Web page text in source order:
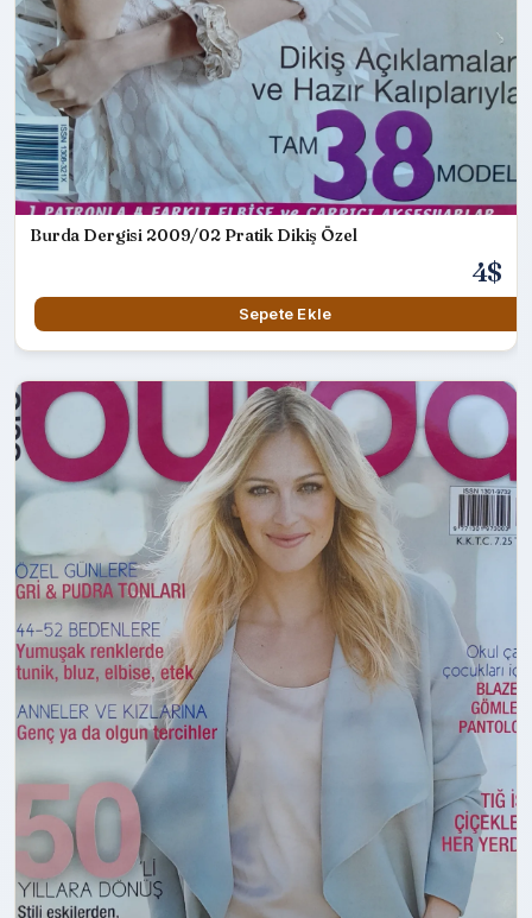
Burda Dergisi 2009/02 Pratik Dikiş Özel
4$
Sepete Ekle